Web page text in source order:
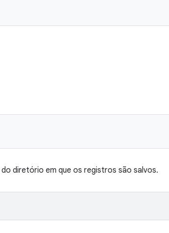
diretório em que os registros são salvos.